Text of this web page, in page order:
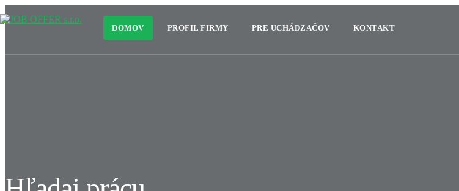
DOMOV PROFIL FIRMY PRE UCHÁDZAČOV KONTAKT